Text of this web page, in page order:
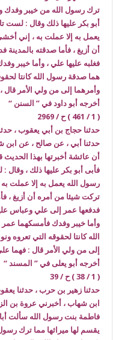
ترك رسول الله من خيبر وفدك
أبو بكر عليها ذلك وقال : لست
يعمل به إلا عملت به ، إني
أن أزيغ ، فأما صدقته
فغلبه عليها علي ، وأما خيبر
هما صدقة رسول الله كانتا
وأمرهما إلى من ولي الأمر قال
أخرجه أبو داود في ” السنن “
( 1 / 461 ) ح / 2969
حدثنا حجاج بن أبي يعقوب ،
حدثنا أبي ، عن صالح ، عن ابن
أن عائشة أخبرتها بهذا الحديث
فأبى أبو بكر عليها ذلك ، وقال
رسول الله يعمل به إلا عملت
تركت شيئا من أمره أن أزيغ ،
فدفعها عمر إلى علي وعباس
وأما خيبر وفدك فأمسكهما
الله كانتا لحقوقه التي تعروه
إلى من ولي الأمر قال : فهما
أخرجه أبو يعلى في ” المسند “
( 1 / 38 ) ح / 39
حدثنا زهير بن حرب ، حدثنا
ابن شهاب ، أخبرني عروة بن
فاطمة بنت رسول الله سألت
يقسم لها ميراثها مما ترك رسول